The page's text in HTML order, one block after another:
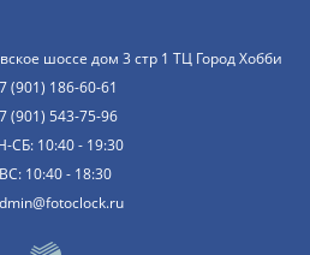
шоссе дом 3 стр 1 ТЦ Город Хобби
(901) 186-60-61
(901) 543-75-96
СБ: 10:40 - 19:30
ВС: 10:40 - 18:30